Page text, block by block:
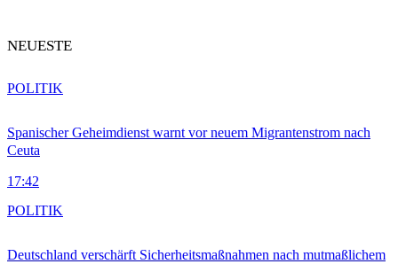
NEUESTE
Spanischer Geheimdienst warnt vor neuem Migrantenstrom nach
Ceuta
17:42
POLITIK
Deutschland verschärft Sicherheitsmaßnahmen nach mutmaßlichem
POLITIK